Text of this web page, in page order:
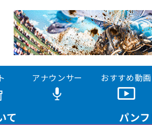
アナウンサー おすすめ動画
て パンフ